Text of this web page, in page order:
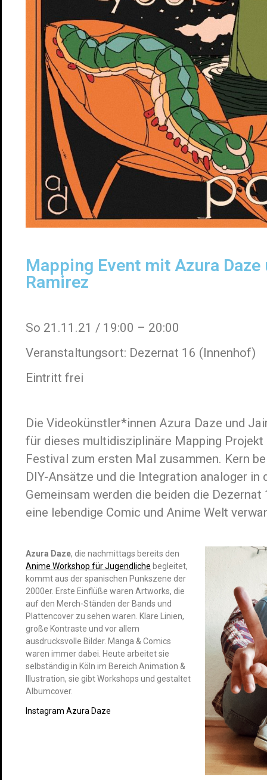
Mapping Event mit Azura Daze
Ramirez
So 21.11.21 / 19:00 – 20:00
Veranstaltungsort: Dezernat 16 (Innenhof)
Eintritt frei
Die Videokünstler*innen Azura Daze und
für dieses multidisziplinäre Mapping Projekt
Festival zum ersten Mal zusammen. Kern
DIY-Ansätze und die Integration analoger in
Gemeinsam werden die beiden die
eine lebendige Comic und Anime Welt
Azura Daze, die nachmittags bereits den
Anime Workshop für Jugendliche begleitet,
kommt aus der spanischen Punkszene der
2000er. Erste Einflüße waren Artworks, die
auf den Merch-Ständen der Bands und
Plattencover zu sehen waren. Klare Linien,
große Kontraste und vor allem
ausdrucksvolle Bilder. Manga & Comics
waren immer dabei. Heute arbeitet sie
selbständig in Köln im Bereich Animation &
Illustration, sie gibt Workshops und gestaltet
Albumcover.
Instagram Azura Daze